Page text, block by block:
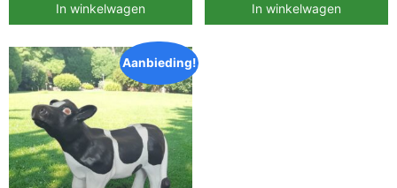
In winkelwagen In winkelwagen
Aanbieding!